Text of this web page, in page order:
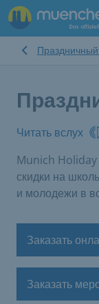
Праздничный
Читать вслух
Munich Holiday
скидки на
и молодежи в
Заказать
Заказать